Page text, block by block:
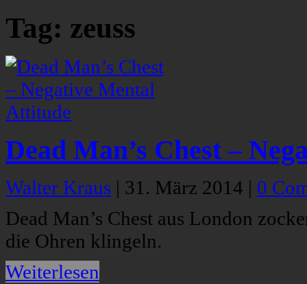
Tag: zeuss
Dead Man’s Chest –
Walter Kraus | 31. März 2014 | 0
Dead Man’s Chest aus London
die Ohren klingeln.
Weiterlesen